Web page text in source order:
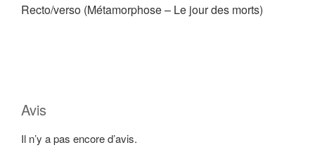
Recto/verso (Métamorphose – Le jour des morts)
Avis
Il n’y a pas encore d’avis.